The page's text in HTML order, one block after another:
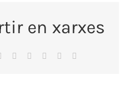
en xarxes
Reddit LinkedInWhatsApp
TumblrPinterest